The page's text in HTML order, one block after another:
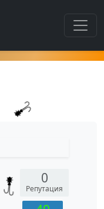
0
Репутация